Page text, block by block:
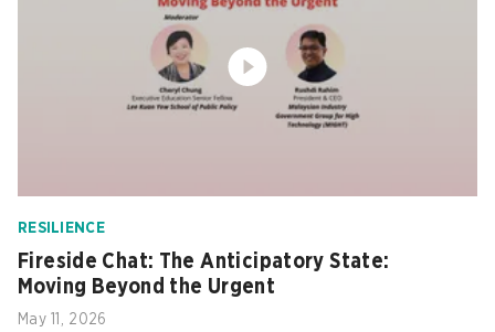
RESILIENCE
Fireside Chat: The Anticipatory State:
Moving Beyond the Urgent
May 11, 2026